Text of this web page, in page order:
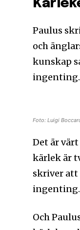
Paulus
och
kunskap
Foto: Luigi
Det är
kärlek är
skriver
ingenting.
Och